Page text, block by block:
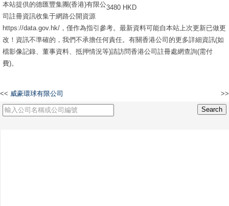
3480 HKD
本站提供的德匯豐集團(香港)有限公
司註冊資訊收集于網路公開資源
https://data.gov.hk/，僅作為指引參考。最新資料可能自本站上次更新已做更
改！資訊不準確的，我們不承擔任何責任。有關香港公司的更多詳細資訊(如
檔影像記錄、董事資料、抵押情況等)請訪問香港公司註冊處網查詢(需付
費)。
<< 威豪環球有限公司 >>